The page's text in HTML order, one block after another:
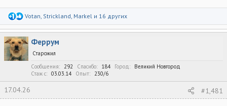
Р
а
к
ц
и
и
Votan, Strickland, Markel и 16 других
Феррум
Старожил
Сообщения
292 Спасибо 184 Город
Великий Новгород
Стаж c
03.03.14 Опыт 230/6
17.04.26 #1,481